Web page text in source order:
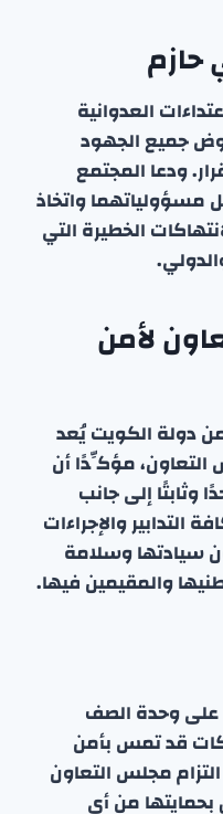
حازم
العدوانية
جميع الجهود
ودعا المجتمع
مسؤولياتهما واتخاذ
الخطيرة التي
لأمن
دولة الكويت يُعد
التعاون، مؤكِّدًا أن
إلى جانب
والإجراءات
سيادتها وسلامة
والمقيمين فيها.
على وحدة الصف
قد تمس بأمن
مجلس التعاون
من أي